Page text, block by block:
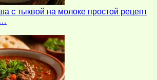
с тыквой на молоке простой рецепт